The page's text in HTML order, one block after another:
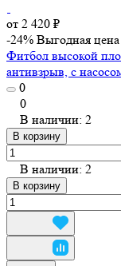
от 2 420 ₽
-24% Выгодная цена
Фитбол высокой
антивзрыв, с
0
0
В наличии: 2
В корзину
В наличии: 2
В корзину